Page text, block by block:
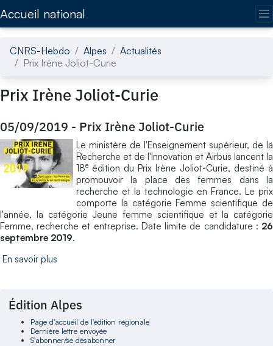
Accueil national
CNRS-Hebdo Alpes
Actualités
Prix Irène Joliot-Curie
Prix Irène Joliot-Curie
05/09/2019 - Prix Irène Joliot-Curie
Le ministère de l'Enseignement supérieur, de la
Recherche et de l'Innovation et Airbus lancent la
18e édition du Prix Irène Joliot-Curie, destiné à
promouvoir la place des femmes dans la
recherche et la technologie en France. Le prix
comporte la catégorie Femme scientifique de
l'année, la catégorie Jeune femme scientifique et la catégorie
Femme, recherche et entreprise. Date limite de candidature : 26
septembre 2019.
En savoir plus
Édition Alpes
Page d'accueil de l'édition régionale
Dernière lettre envoyée
S'abonner/se désabonner